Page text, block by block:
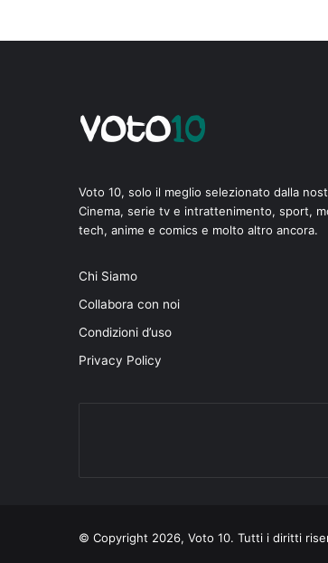
Voto 10, solo il meglio selezionato dalla
Cinema, serie tv e intrattenimento, sport,
tech, anime e comics e molto altro ancora.
Chi Siamo
Collabora con noi
Condizioni d’uso
Privacy Policy
© Copyright 2026, Voto 10. Tutti i diritti